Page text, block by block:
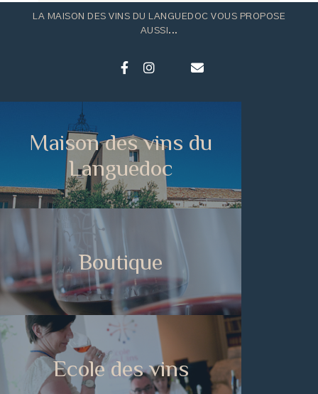
LA MAISON DES VINS DU LANGUEDOC VOUS PROPOSE
AUSSI...
Maison des vins du
Languedoc
Boutique
Ecole des vins